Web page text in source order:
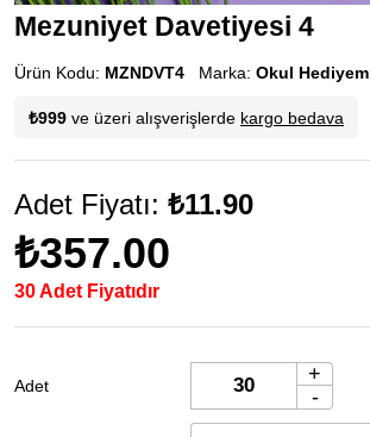
Mezuniyet Davetiyesi 4
Ürün Kodu: MZNDVT4 Marka: Okul Hediyem
₺999 ve üzeri alışverişlerde kargo bedava
Adet Fiyatı: ₺11.90
₺357.00
30 Adet Fiyatıdır
Adet
+
-